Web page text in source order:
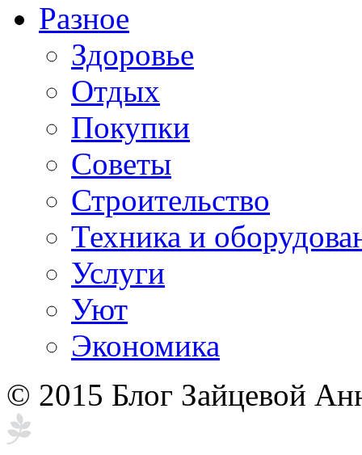
Разное
Здоровье
Отдых
Покупки
Советы
Строительство
Техника и
Услуги
Уют
Экономика
© 2015 Блог Зайцевой